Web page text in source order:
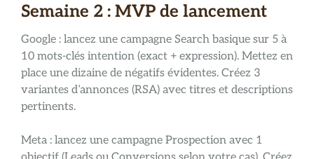
Semaine 2 : MVP de lancement
Google : lancez une campagne Search basique sur 5 à
10 mots-clés intention (exact + expression). Mettez en
place une dizaine de négatifs évidentes. Créez 3
variantes d’annonces (RSA) avec titres et descriptions
pertinents.
Meta : lancez une campagne Prospection avec 1